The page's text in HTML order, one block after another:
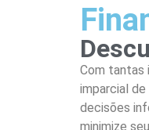
Com tantas
imparcial
decisões
minimize